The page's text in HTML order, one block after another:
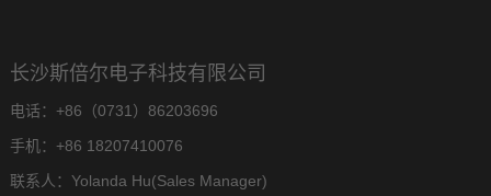
长沙斯倍尔电子科技有限公司
电话：+86（0731）86203696
手机：+86 18207410076
联系人：Yolanda Hu(Sales Manager)